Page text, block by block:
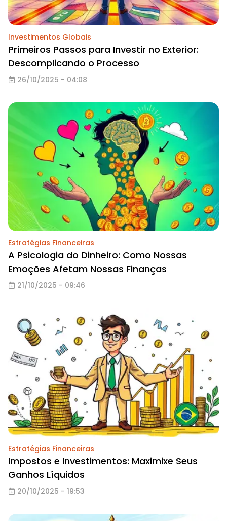
Investimentos Globais
Primeiros Passos para Investir no Exterior:
Descomplicando o Processo
26/10/2025 - 04:08
Estratégias Financeiras
A Psicologia do Dinheiro: Como Nossas
Emoções Afetam Nossas Finanças
21/10/2025 - 09:46
Estratégias Financeiras
Impostos e Investimentos: Maximixe Seus
Ganhos Líquidos
20/10/2025 - 19:53